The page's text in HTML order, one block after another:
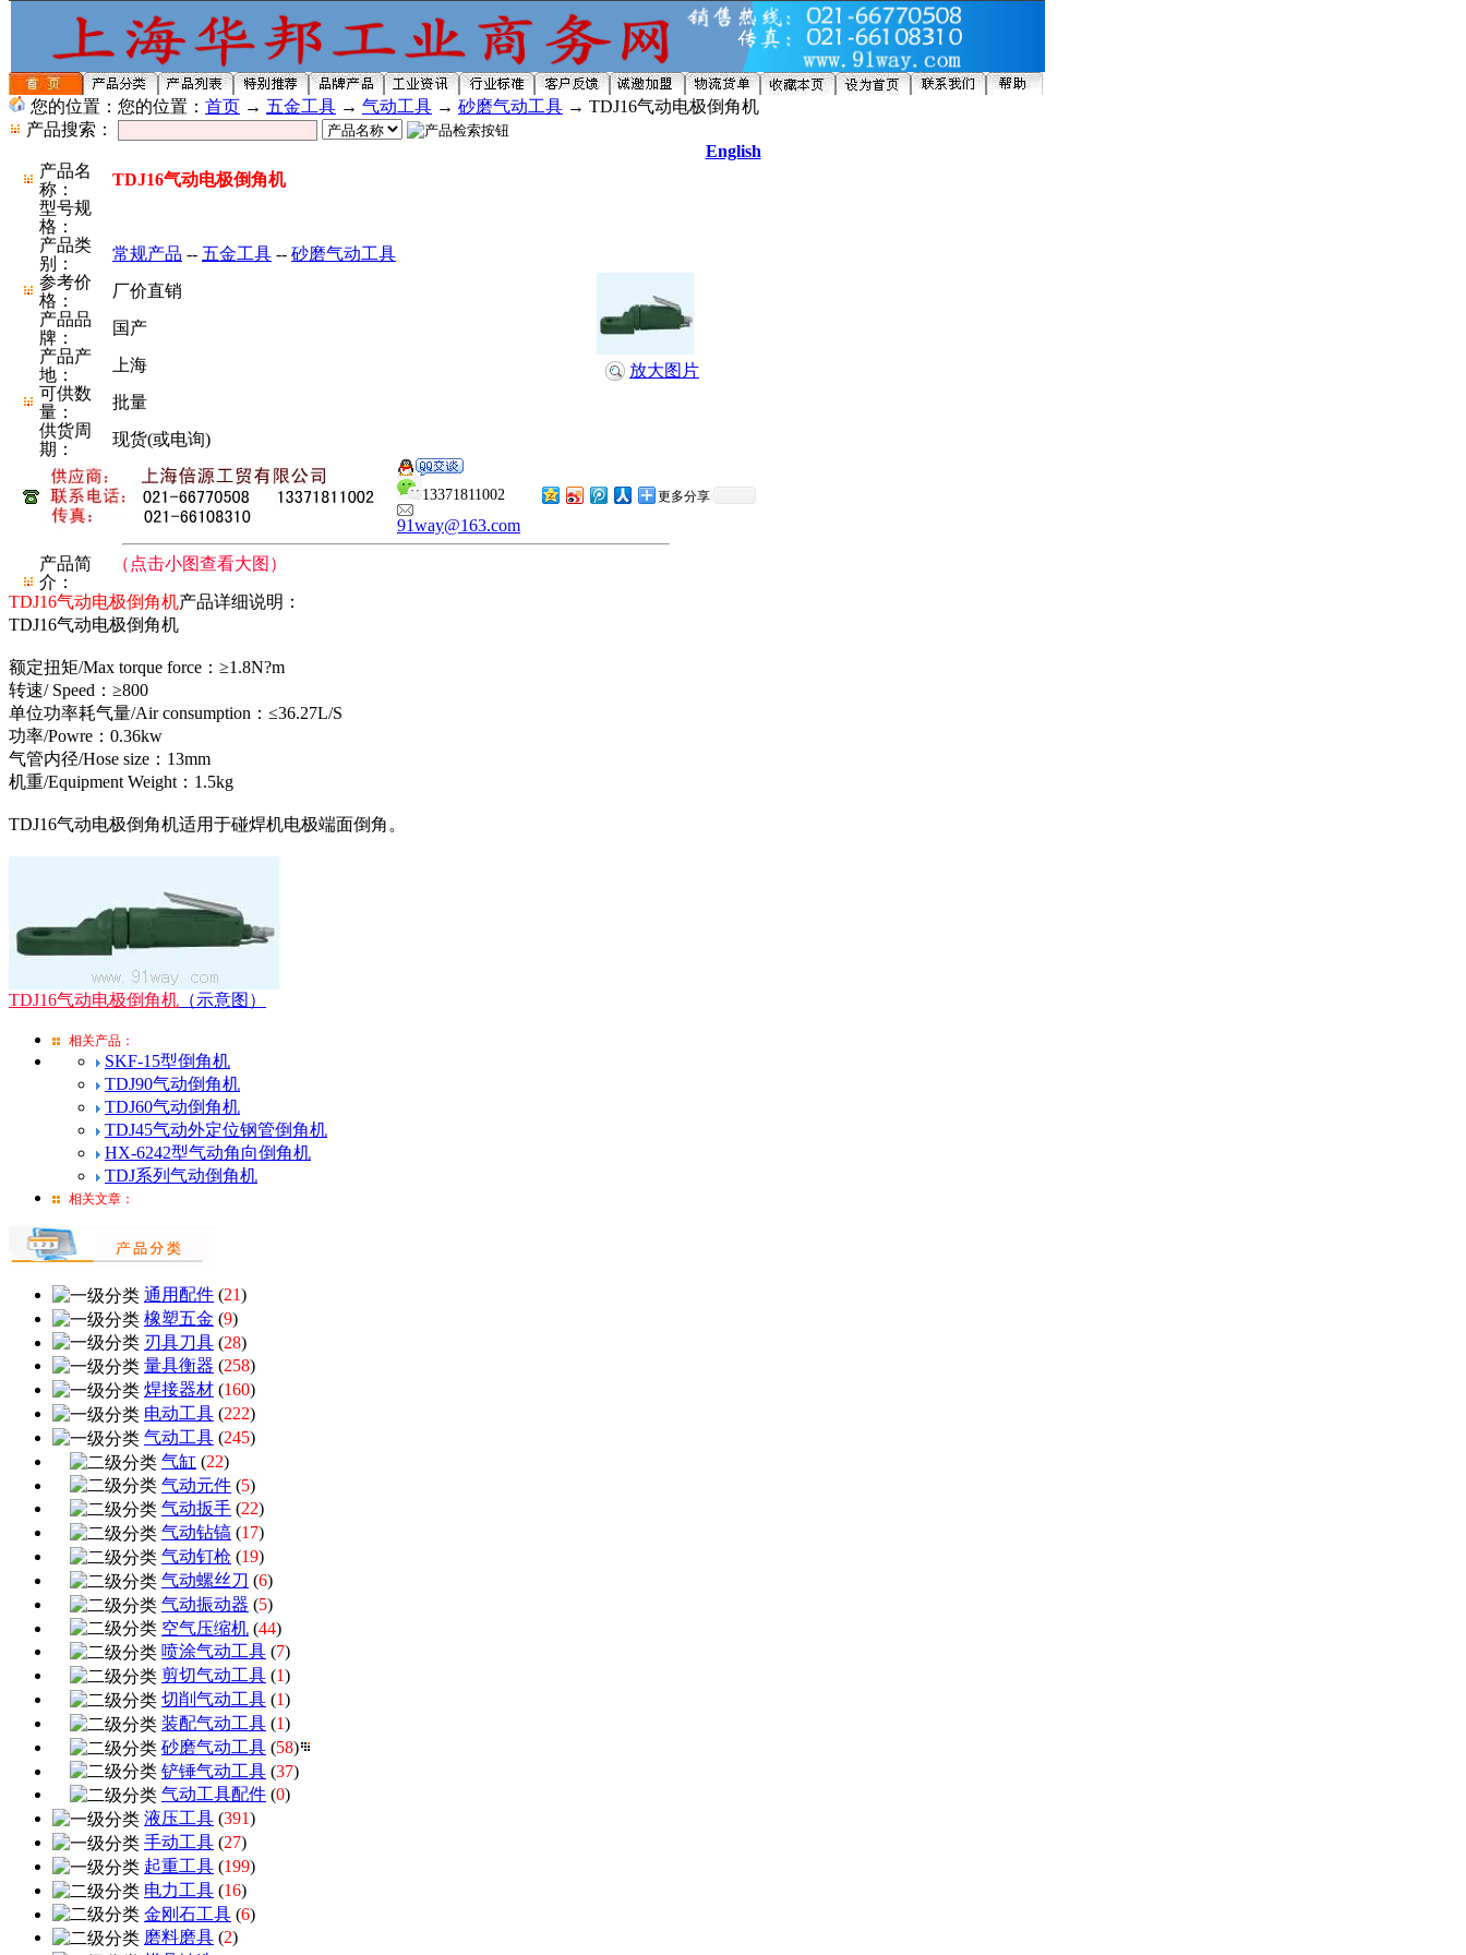
您的位置：您的位置： 首页 → 五金工具 → 气动工具 → 砂磨气动工具 → TDJ16气动电极倒角机
产品搜索：
English
产品名
称：
TDJ16气动电极倒角机
型号规
格：
放大图片
产品类
别：
常规产品 -- 五金工具 -- 砂磨气动工具
参考价
格：
厂价直销
产品品
牌：
国产
产品产
地：
上海
可供数
量：
批量
供货周
期：
现货(或电询)
13371811002
91way@163.com
更多分享
产品简
介：
（点击小图查看大图）
TDJ16气动电极倒角机产品详细说明：
TDJ16气动电极倒角机
额定扭矩/Max torque force：≥1.8N?m
转速/ Speed：≥800
单位功率耗气量/Air consumption：≤36.27L/S
功率/Powre：0.36kw
气管内径/Hose size：13mm
机重/Equipment Weight：1.5kg
TDJ16气动电极倒角机适用于碰焊机电极端面倒角。
TDJ16气动电极倒角机 （示意图）
相关产品：
SKF-15型倒角机
TDJ90气动倒角机
TDJ60气动倒角机
TDJ45气动外定位钢管倒角机
HX-6242型气动角向倒角机
TDJ系列气动倒角机
相关文章：
通用配件 (21)
橡塑五金 (9)
刃具刀具 (28)
量具衡器 (258)
焊接器材 (160)
电动工具 (222)
气动工具 (245)
气缸 (22)
气动元件 (5)
气动扳手 (22)
气动钻镐 (17)
气动钉枪 (19)
气动螺丝刀 (6)
气动振动器 (5)
空气压缩机 (44)
喷涂气动工具 (7)
剪切气动工具 (1)
切削气动工具 (1)
装配气动工具 (1)
砂磨气动工具 (58)
铲锤气动工具 (37)
气动工具配件 (0)
液压工具 (391)
手动工具 (27)
起重工具 (199)
电力工具 (16)
金刚石工具 (6)
磨料磨具 (2)